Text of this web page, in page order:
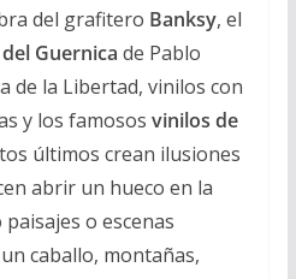
del grafitero Banksy, el
Guernica de Pablo
de la Libertad, vinilos con
y los famosos vinilos de
últimos crean ilusiones
abrir un hueco en la
o escenas
caballo, montañas,